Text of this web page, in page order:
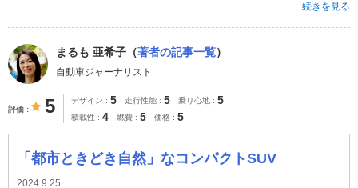
続きを見る
まるも 亜希子（著者の記事一覧）
自動車ジャーナリスト
評価 5 デザイン 5 走行性能 5 乗り心地 5
積載性 4 燃費 5 価格 5
「都市ときどき自然」なコンパクトSUV
2024.9.25